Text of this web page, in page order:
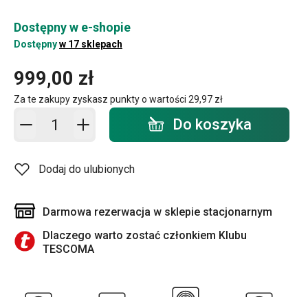
Dostępny w e-shopie
Dostępnyw 17 sklepach
999,00 zł
Za te zakupy zyskasz punkty o wartości 29,97 zł
Dodaj do koszyka - ilość Do koszyka
Dodaj do ulubionych
Darmowa rezerwacja w sklepie stacjonarnym
Dlaczego warto zostać członkiem Klubu
TESCOMA